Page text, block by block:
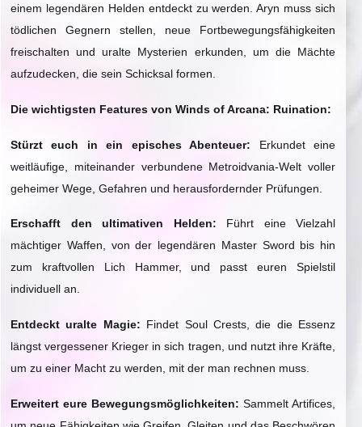
einem legendären Helden entdeckt zu werden. Aryn muss sich
tödlichen Gegnern stellen, neue Fortbewegungsfähigkeiten
freischalten und uralte Mysterien erkunden, um die Mächte
aufzudecken, die sein Schicksal formen.
Die wichtigsten Features von Winds of Arcana: Ruination:
Stürzt euch in ein episches Abenteuer: Erkundet eine
weitläufige, miteinander verbundene Metroidvania-Welt voller
geheimer Wege, Gefahren und herausfordernder Prüfungen.
Erschafft den ultimativen Helden: Führt eine Vielzahl
mächtiger Waffen, von der legendären Master Sword bis hin
zum kraftvollen Lich Hammer, und passt euren Spielstil
individuell an.
Entdeckt uralte Magie: Findet Soul Crests, die die Essenz
längst vergessener Krieger in sich tragen, und nutzt ihre Kräfte,
um zu einer Macht zu werden, mit der man rechnen muss.
Erweitert eure Bewegungsmöglichkeiten: Sammelt Artifices,